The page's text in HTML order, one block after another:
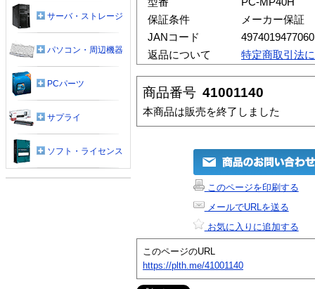
保証条件
メーカー保証
JANコード
4974019477060
返品について
特定商取引法
商品番号 41001140
本商品は販売を終了しました
このページを印刷する
メールでURLを送る
お気に入りに追加する
このページのURL
https://plth.me/41001140
サーバ・ストレージ
パソコン・周辺機器
PCパーツ
サプライ
ソフト・ライセンス